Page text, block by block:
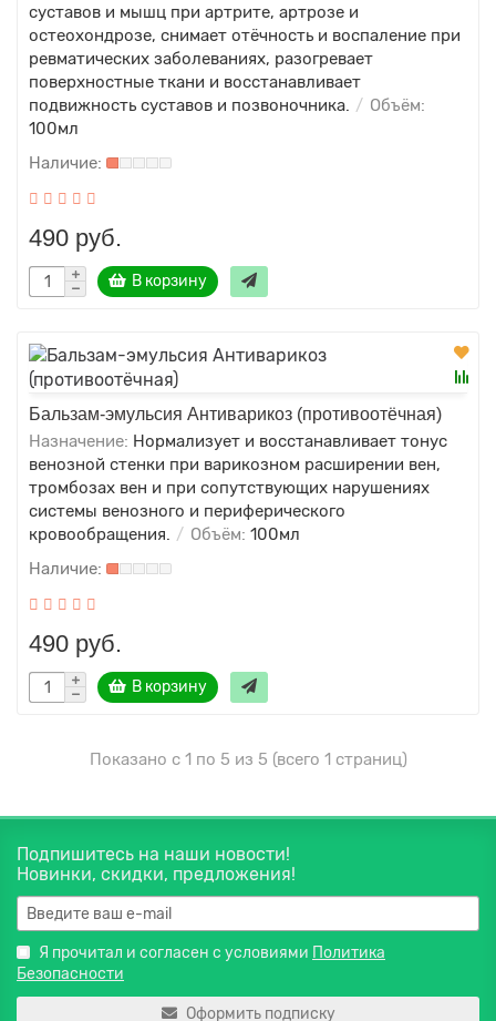
суставов и мышц при артрите, артрозе и
остеохондрозе, снимает отёчность и воспаление при
ревматических заболеваниях, разогревает
поверхностные ткани и восстанавливает
подвижность суставов и позвоночника.
Объём:
100мл
490 руб.
В корзину
Бальзам-эмульсия Антиварикоз (противоотёчная)
Назначение: Нормализует и восстанавливает тонус
венозной стенки при варикозном расширении вен,
тромбозах вен и при сопутствующих нарушениях
системы венозного и периферического
кровообращения.
Объём: 100мл
490 руб.
В корзину
Показано с 1 по 5 из 5 (всего 1 страниц)
Подпишитесь на наши новости!
Новинки, скидки, предложения!
Я прочитал и согласен с условиями Политика
Безопасности
Оформить подписку